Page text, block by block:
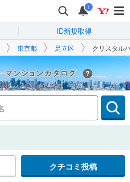
i
ID新規取得
東京都 足立区 クリスタル
Yahoo!不動産
クチコミ投稿